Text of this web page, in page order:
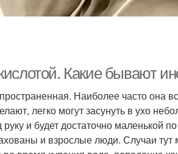
Какие бывают
Наиболее часто она
легко могут засунуть в ухо
и будет достаточно маленькой
и взрослые люди. Случаи